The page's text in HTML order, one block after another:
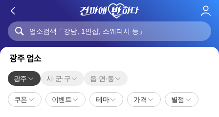
로
광주 업소
광주 시·군·구 읍·면·동
쿠폰 이벤트 테마 가격 별점